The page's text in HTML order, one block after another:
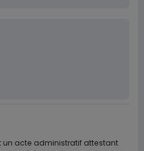
un acte administratif attestant